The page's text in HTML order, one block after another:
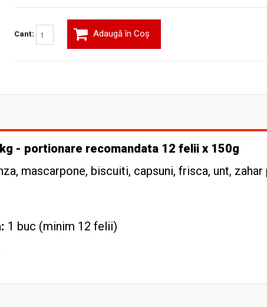
Cant: Adaugă în Coş
- portionare recomandata 12 felii x 150g
mascarpone, biscuiti, capsuni, frisca, unt, zahar
1 buc (minim 12 felii)